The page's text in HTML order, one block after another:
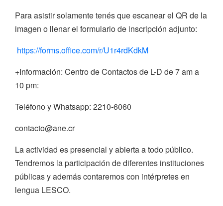
Para asistir solamente tenés que escanear el QR de la
imagen o llenar el formulario de inscripción adjunto:
https://forms.office.com/r/U1r4rdKdkM
+Información: Centro de Contactos de L-D de 7 am a
10 pm:
Teléfono y Whatsapp: 2210-6060
contacto@ane.cr
La actividad es presencial y abierta a todo público.
Tendremos la participación de diferentes instituciones
públicas y además contaremos con intérpretes en
lengua LESCO.